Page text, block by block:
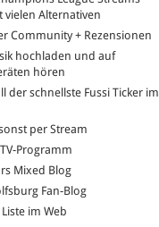
vielen Alternativen
Community + Rezensionen
hochladen und auf
hören
der schnellste Fussi Ticker im
per Stream
Programm
Mixed Blog
Fan-Blog
im Web